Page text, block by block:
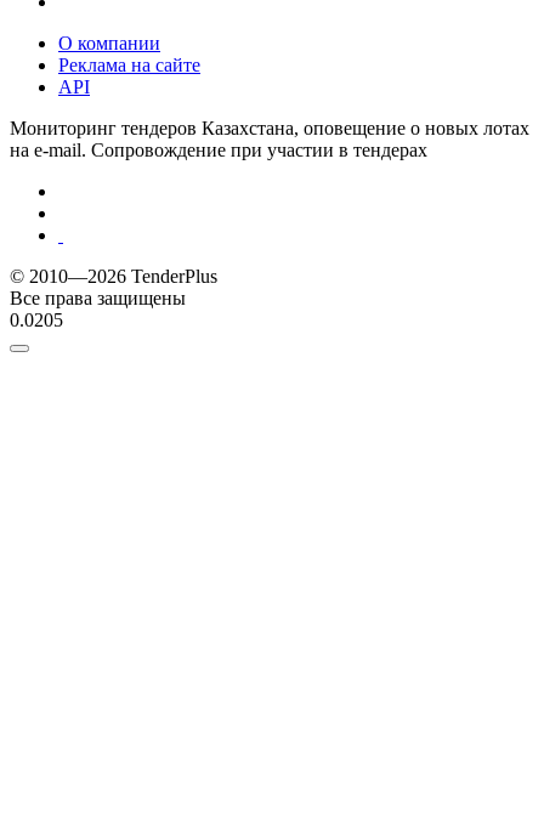
О компании
Реклама на сайте
API
Мониторинг тендеров Казахстана, оповещение о новых лотах
на e-mail. Сопровождение при участии в тендерах
© 2010—2026 TenderPlus
Все права защищены
0.0205